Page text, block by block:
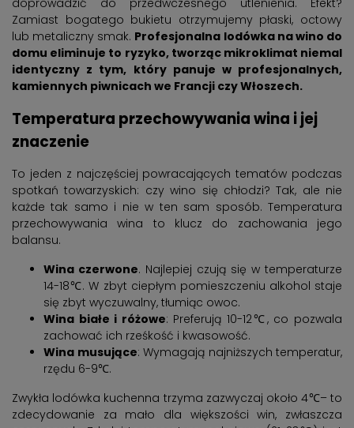
Zamiast bogatego bukietu otrzymujemy płaski, octowy
lub metaliczny smak. Profesjonalna lodówka na wino do
domu eliminuje to ryzyko, tworząc mikroklimat niemal
identyczny z tym, który panuje w profesjonalnych,
kamiennych piwnicach we Francji czy Włoszech.
Temperatura przechowywania wina i jej
znaczenie
To jeden z najczęściej powracających tematów podczas
spotkań towarzyskich: czy wino się chłodzi? Tak, ale nie
każde tak samo i nie w ten sam sposób. Temperatura
przechowywania wina to klucz do zachowania jego
balansu.
Wina czerwone. Najlepiej czują się w temperaturze
14-18℃. W zbyt ciepłym pomieszczeniu alkohol staje
się zbyt wyczuwalny, tłumiąc owoc.
Wina białe i różowe: Preferują 10-12℃, co pozwala
zachować ich rześkość i kwasowość.
Wina musujące: Wymagają najniższych temperatur,
rzędu 6-9℃.
Zwykła lodówka kuchenna trzyma zazwyczaj około 4℃– to
zdecydowanie za mało dla większości win, zwłaszcza